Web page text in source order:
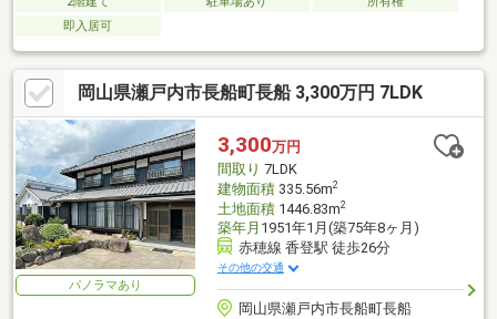
即入居可
岡山県瀬戸内市長船町長船 3,300万円 7LDK
パノラマあり
3,300万円
間取り 7LDK
建物面積335.56m2
土地面積1446.83m2
築年月 1951年1月(築75年8ヶ月)
赤穂線 香登駅 徒歩26分
その他の交通
岡山県瀬戸内市長船町長船